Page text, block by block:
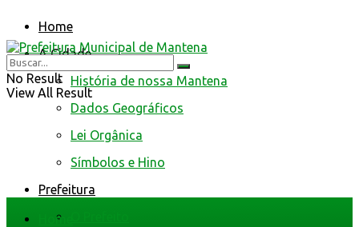
Home
A Cidade
História de nossa Mantena
Dados Geográficos
Lei Orgânica
Símbolos e Hino
Prefeitura
No Result
View All Result
Home